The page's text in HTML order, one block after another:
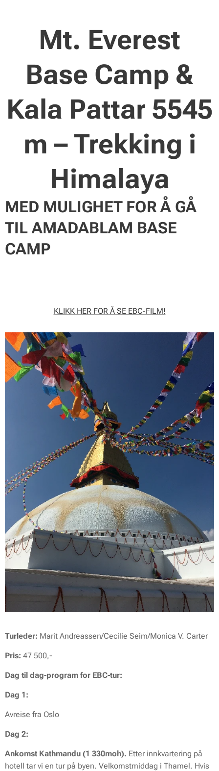
Mt. Everest
Base Camp &
Kala Pattar 5545
m – Trekking i
Himalaya
MED MULIGHET FOR Å GÅ
TIL AMADABLAM BASE
CAMP
KLIKK HER FOR Å SE EBC-FILM!
Turleder: Marit Andreassen/Cecilie Seim/Monica V. Carter
Pris: 47 500,-
Dag til dag-program for EBC-tur:
Dag 1:
Avreise fra Oslo
Dag 2:
Ankomst Kathmandu (1 330moh). Etter innkvartering på
hotell tar vi en tur på byen. Velkomstmiddag i Thamel. Hvis